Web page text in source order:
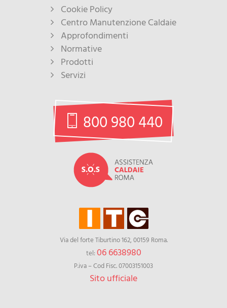
Cookie Policy
Centro Manutenzione Caldaie
Approfondimenti
Normative
Prodotti
Servizi
800 980 440
Via del forte Tiburtino 162, 00159 Roma.
tel: 06 6638980
P.iva – Cod Fisc. 07003151003
Sito ufficiale